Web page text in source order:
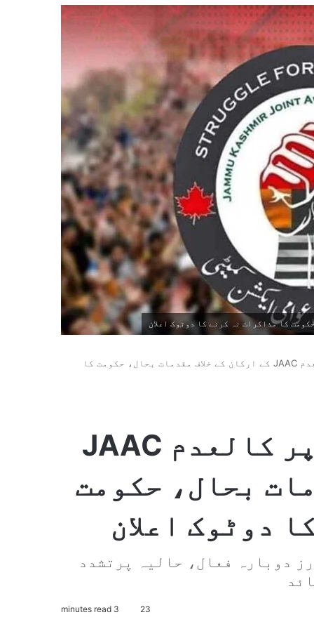
معاہدے کی خلاف ورزی پر کالعدم JAAC کے ارکان کے خلاف مقدمات بحال، حکومت کا
معاہدے کی خلاف ورزی پر کالعدم JAAC
بحال، حکومت
دوٹوک اعلان
دوبارہ فعال، حالیہ پرتشدد
23